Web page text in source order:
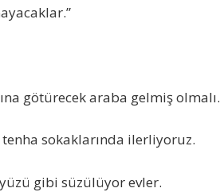
götürecek araba gelmiş olmalı.
sokaklarında ilerliyoruz.
yüzü gibi süzülüyor evler.